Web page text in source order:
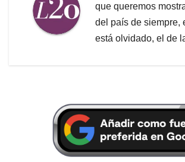
que queremos
del país de siempre,
está olvidado, el de